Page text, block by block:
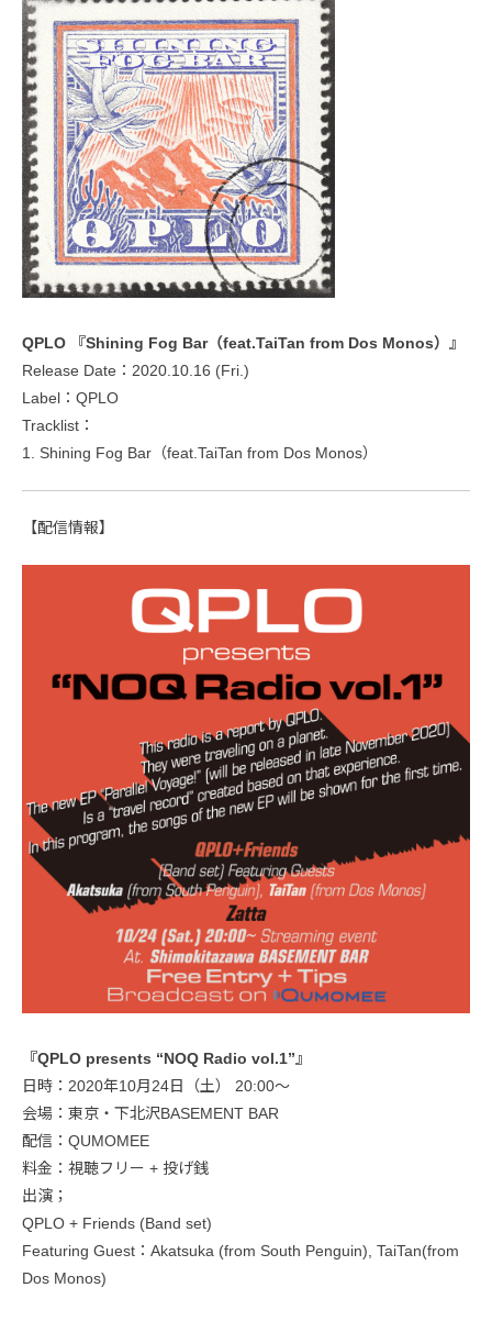
QPLO 『Shining Fog Bar（feat.TaiTan from Dos Monos）』
Release Date：2020.10.16 (Fri.)
Label：QPLO
Tracklist：
1. Shining Fog Bar（feat.TaiTan from Dos Monos）
【配信情報】
『QPLO presents “NOQ Radio vol.1”』
日時：2020年10月24日（土） 20:00〜
会場：東京・下北沢BASEMENT BAR
配信：QUMOMEE
料金：視聴フリー + 投げ銭
出演；
QPLO + Friends (Band set)
Featuring Guest：Akatsuka (from South Penguin), TaiTan(from
Dos Monos)